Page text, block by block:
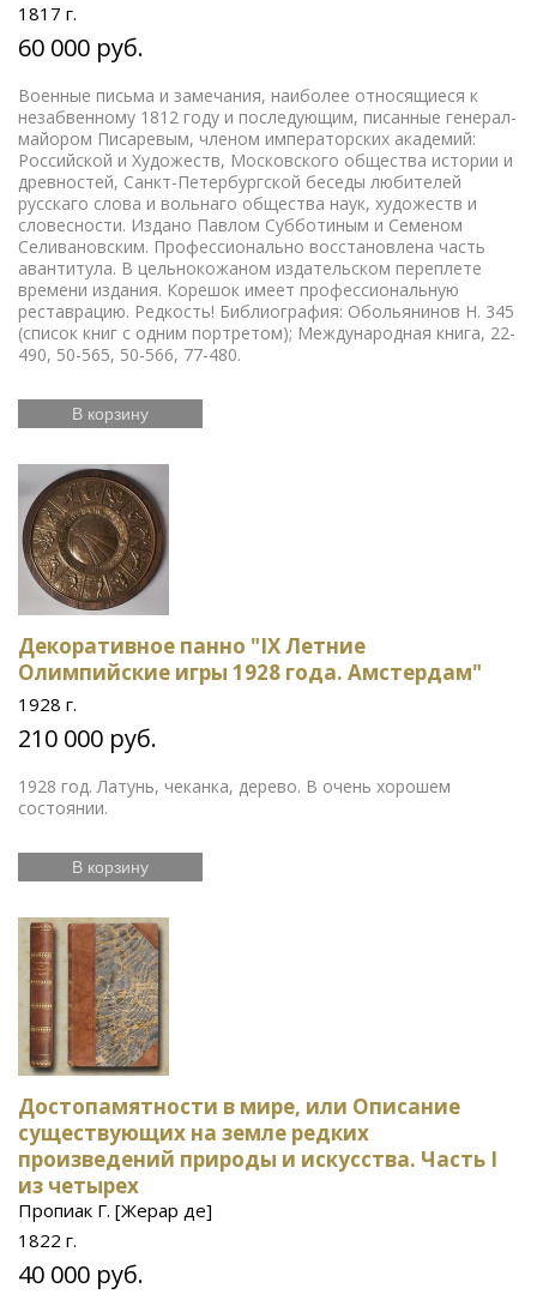
1817 г.
60 000 руб.
Военные письма и замечания, наиболее относящиеся к
незабвенному 1812 году и последующим, писанные генерал-
майором Писаревым, членом императорских академий:
Российской и Художеств, Московского общества истории и
древностей, Санкт-Петербургской беседы любителей
русскаго слова и вольнаго общества наук, художеств и
словесности. Издано Павлом Субботиным и Семеном
Селивановским. Профессионально восстановлена часть
авантитула. В цельнокожаном издательском переплете
времени издания. Корешок имеет профессиональную
реставрацию. Редкость! Библиография: Обольянинов Н. 345
(список книг с одним портретом); Международная книга, 22-
490, 50-565, 50-566, 77-480.
В корзину
Декоративное панно "IX Летние
Олимпийские игры 1928 года. Амстердам"
1928 г.
210 000 руб.
1928 год. Латунь, чеканка, дерево. В очень хорошем
состоянии.
В корзину
Достопамятности в мире, или Описание
существующих на земле редких
произведений природы и искусства. Часть I
из четырех
Пропиак Г. [Жерар де]
1822 г.
40 000 руб.